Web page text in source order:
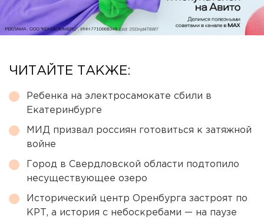
ЧИТАЙТЕ ТАКЖЕ:
Ребенка на электросамокате сбили в
Екатеринбурге
МИД призвал россиян готовиться к затяжной
войне
Город в Свердловской области подтопило
несуществующее озеро
Исторический центр Оренбурга застроят по
КРТ, а история с небоскребами — на паузе